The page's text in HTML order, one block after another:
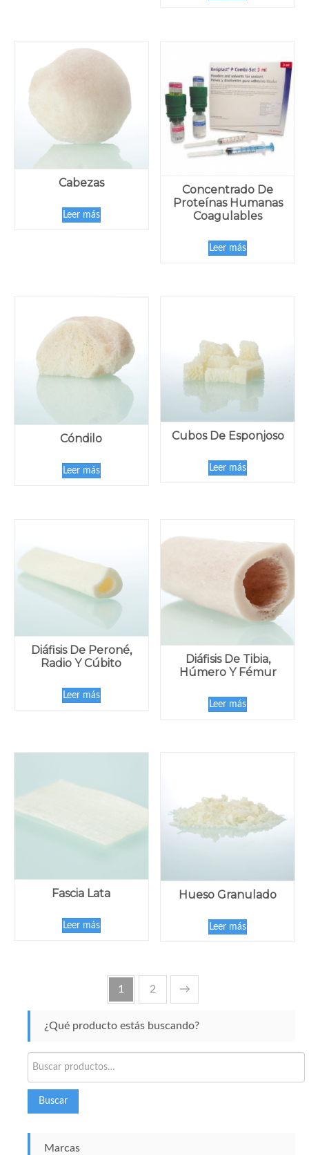
Cabezas
Leer más
Concentrado De
Proteínas Humanas
Coagulables
Leer más
Cóndilo
Leer más
Cubos De Esponjoso
Leer más
Diáfisis De Peroné,
Radio Y Cúbito
Leer más
Diáfisis De Tibia,
Húmero Y Fémur
Leer más
Fascia Lata
Leer más
Hueso Granulado
Leer más
1 2 →
¿Qué producto estás buscando?
por:
Buscar
Marcas